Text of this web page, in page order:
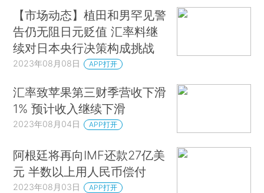
【市场动态】植田和男罕见警
告仍无阻日元贬值 汇率料继
续对日本央行决策构成挑战
2023年08月08日 APP打开
汇率致苹果第三财季营收下滑
1% 预计收入继续下滑
2023年08月04日 APP打开
阿根廷将再向IMF还款27亿美
元 半数以上用人民币偿付
2023年08月03日 APP打开